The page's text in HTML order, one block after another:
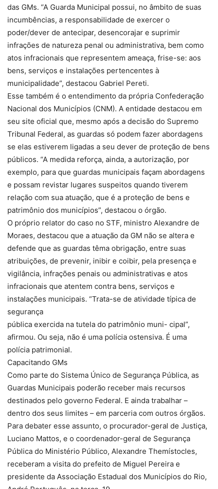
das GMs. “A Guarda Municipal possui, no âmbito de suas
incumbências, a responsabilidade de exercer o
poder/dever de antecipar, desencorajar e suprimir
infrações de natureza penal ou administrativa, bem como
atos infracionais que representem ameaça, frise-se: aos
bens, serviços e instalações pertencentes à
municipalidade”, destacou Gabriel Pereti.
Esse também é o entendimento da própria Confederação
Nacional dos Municípios (CNM). A entidade destacou em
seu site oficial que, mesmo após a decisão do Supremo
Tribunal Federal, as guardas só podem fazer abordagens
se elas estiverem ligadas a seu dever de proteção de bens
públicos. “A medida reforça, ainda, a autorização, por
exemplo, para que guardas municipais façam abordagens
e possam revistar lugares suspeitos quando tiverem
relação com sua atuação, que é a proteção de bens e
patrimônio dos municípios”, destacou o órgão.
O próprio relator do caso no STF, ministro Alexandre de
Moraes, destacou que a atuação da GM não se altera e
defende que as guardas têma obrigação, entre suas
atribuições, de prevenir, inibir e coibir, pela presença e
vigilância, infrações penais ou administrativas e atos
infracionais que atentem contra bens, serviços e
instalações municipais. “Trata-se de atividade típica de
segurança
pública exercida na tutela do patrimônio muni- cipal”,
afirmou. Ou seja, não é uma polícia ostensiva. É uma
polícia patrimonial.
Capacitando GMs
Como parte do Sistema Único de Segurança Pública, as
Guardas Municipais poderão receber mais recursos
destinados pelo governo Federal. E ainda trabalhar –
dentro dos seus limites – em parceria com outros órgãos.
Para debater esse assunto, o procurador-geral de Justiça,
Luciano Mattos, e o coordenador-geral de Segurança
Pública do Ministério Público, Alexandre Themístocles,
receberam a visita do prefeito de Miguel Pereira e
presidente da Associação Estadual dos Municípios do Rio,